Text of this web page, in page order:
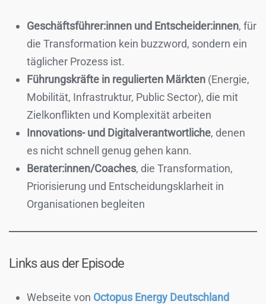
Geschäftsführer:innen und Entscheider:innen, für
die Transformation kein buzzword, sondern ein
täglicher Prozess ist.
Führungskräfte in regulierten Märkten (Energie,
Mobilität, Infrastruktur, Public Sector), die mit
Zielkonflikten und Komplexität arbeiten
Innovations- und Digitalverantwortliche, denen
es nicht schnell genug gehen kann.
Berater:innen/Coaches, die Transformation,
Priorisierung und Entscheidungsklarheit in
Organisationen begleiten
Links aus der Episode
Webseite von Octopus Energy Deutschland